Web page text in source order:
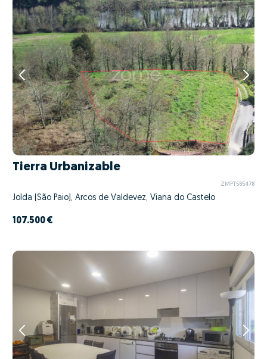
Tierra Urbanizable
ZMPT585478
Jolda (São Paio), Arcos de Valdevez, Viana do Castelo
107.500 €